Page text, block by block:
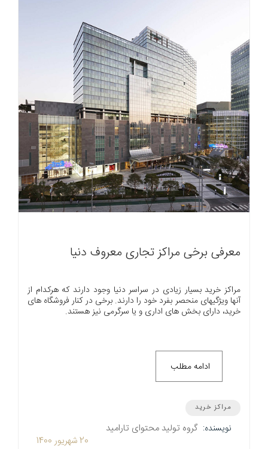
معرفی برخی مراکز تجاری معروف دنیا
مراکز خرید بسیار زیادی در سراسر دنیا وجود دارند که هرکدام از
آنها ویژگیهای منحصر بفرد خود را دارند. برخی در کنار فروشگاه های
خرید، دارای بخش های اداری و یا سرگرمی نیز هستند.
ادامه مطلب
مراکز خرید
نویسنده: گروه تولید محتوای تارامید
20 شهریور 1400